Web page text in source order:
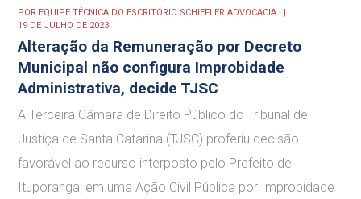
POR EQUIPE TÉCNICA DO ESCRITÓRIO SCHIEFLER ADVOCACIA
19 DE JULHO DE 2023
Alteração da Remuneração por Decreto
Municipal não configura Improbidade
Administrativa, decide TJSC
A Terceira Câmara de Direito Público do Tribunal de
Justiça de Santa Catarina (TJSC) proferiu decisão
favorável ao recurso interposto pelo Prefeito de
Ituporanga, em uma Ação Civil Pública por Improbidade